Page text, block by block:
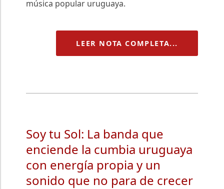
música popular uruguaya.
LEER NOTA COMPLETA...
Soy tu Sol: La banda que
enciende la cumbia uruguaya
con energía propia y un
sonido que no para de crecer